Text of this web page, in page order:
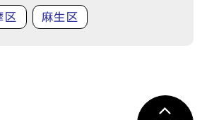
区 麻生区